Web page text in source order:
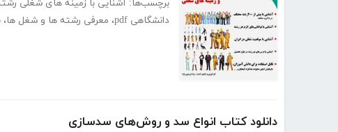
برچسب‌ها: آشنایی با زمینه های شغلی
دانشگاهی pdf
، معرفی رشته ها و شغل ها،
دانلود کتاب انواع سد و روش‌های سدسازی